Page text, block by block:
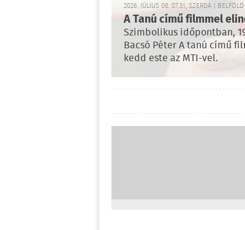
2026. JÚLIUS 08. 07:31, SZERDA | BELFÖLD
A Tanú című filmmel
Szimbolikus időpontban,
Bacsó Péter A tanú című
kedd este az MTI-vel.